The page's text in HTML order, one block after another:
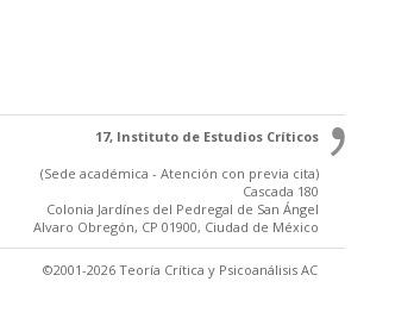
17, Instituto de Estudios Críticos
(Sede académica - Atención con previa cita)
Cascada 180
Colonia Jardínes del Pedregal de San Ángel
Alvaro Obregón, CP 01900, Ciudad de México
©2001-2026 Teoría Crítica y Psicoanálisis AC